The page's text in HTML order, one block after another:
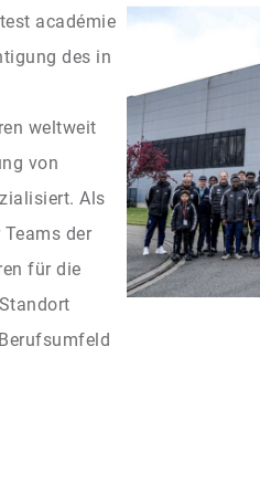
académie
des in
weltweit
von
Als
der
für die